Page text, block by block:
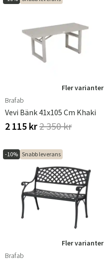
Fler varianter
Brafab
Vevi Bänk 41x105 Cm Khaki
2 115 kr2 350 kr
-10% Snabb leverans
Fler varianter
Brafab